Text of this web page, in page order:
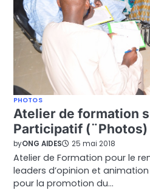
PHOTOS
Atelier de formation
Participatif (¨Photos)
byONG AIDES 25 mai 2018
Atelier de Formation pour le
leaders d’opinion et
pour la promotion du…